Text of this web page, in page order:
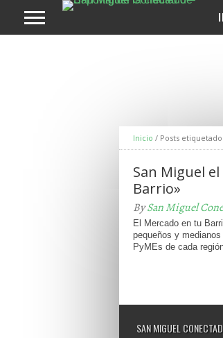
Inicio / Posts
San Miguel
Barrio»
BySan Miguel
El Mercado en tu
pequeños y
PyMEs de cada
SAN MIGUEL